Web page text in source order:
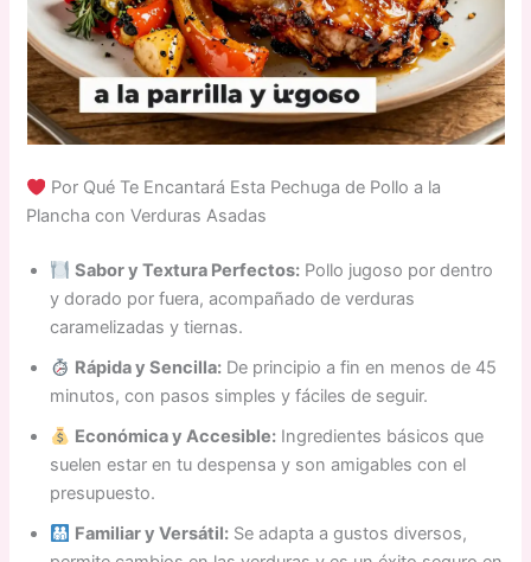
Por Qué Te Encantará Esta Pechuga de Pollo a la
Plancha con Verduras Asadas
Sabor y Textura Perfectos: Pollo jugoso por dentro
y dorado por fuera, acompañado de verduras
caramelizadas y tiernas.
Rápida y Sencilla: De principio a fin en menos de 45
minutos, con pasos simples y fáciles de seguir.
Económica y Accesible: Ingredientes básicos que
suelen estar en tu despensa y son amigables con el
presupuesto.
Familiar y Versátil: Se adapta a gustos diversos,